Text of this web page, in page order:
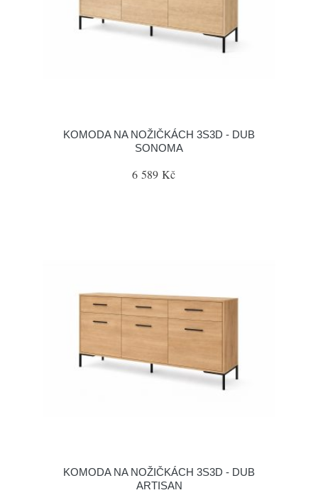
KOMODA NA NOŽIČKÁCH 3S3D - DUB
SONOMA
6 589 Kč
KOMODA NA NOŽIČKÁCH 3S3D - DUB
ARTISAN